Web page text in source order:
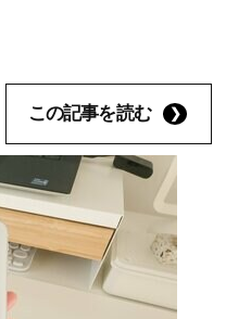
この記事を読む